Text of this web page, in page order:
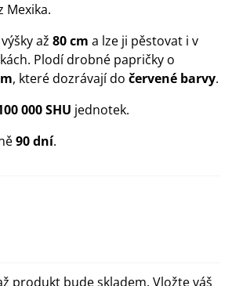
Mexika.
až 80 cm a lze ji pěstovat i v
Plodí drobné papričky o
, které dozrávají do červené barvy.
000 SHU jednotek.
90 dní.
produkt bude skladem. Vložte váš